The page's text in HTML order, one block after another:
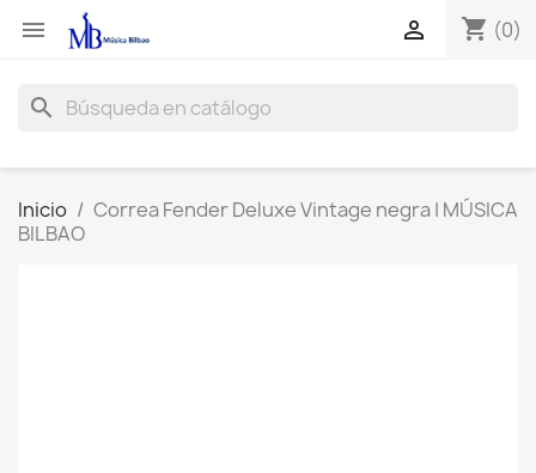
 shopping_cart (0)

search
Inicio
Correa Fender Deluxe Vintage negra | MÚSICA
BILBAO